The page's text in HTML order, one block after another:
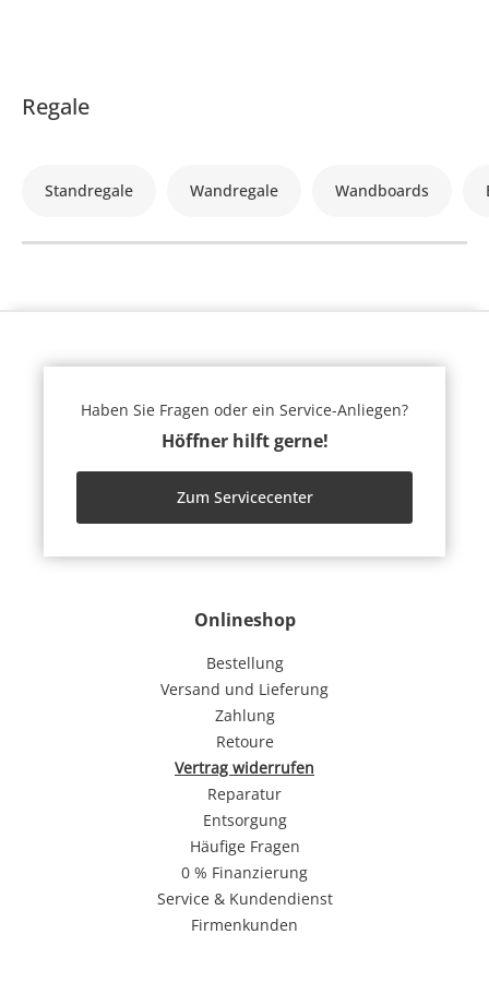
Regale
Standregale Wandregale Wandboards
Onlineshop
Bestellung
Versand und Lieferung
Zahlung
Retoure
Vertrag widerrufen
Reparatur
Entsorgung
Häufige Fragen
0 % Finanzierung
Service & Kundendienst
Firmenkunden
Haben Sie Fragen oder ein Service-Anliegen?
Höffner hilft gerne!
Zum Servicecenter